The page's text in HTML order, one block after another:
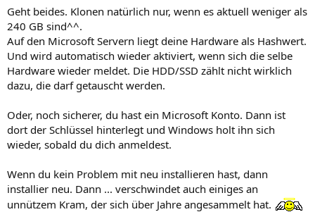
:
Geht beides. Klonen natürlich nur, wenn es aktuell weniger als
240 GB sind^^.
Auf den Microsoft Servern liegt deine Hardware als Hashwert.
Und wird automatisch wieder aktiviert, wenn sich die selbe
Hardware wieder meldet. Die HDD/SSD zählt nicht wirklich
dazu, die darf getauscht werden.
Oder, noch sicherer, du hast ein Microsoft Konto. Dann ist
dort der Schlüssel hinterlegt und Windows holt ihn sich
wieder, sobald du dich anmeldest.
Wenn du kein Problem mit neu installieren hast, dann
installier neu. Dann ... verschwindet auch einiges an
unnützem Kram, der sich über Jahre angesammelt hat.